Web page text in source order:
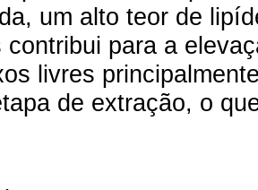
um alto teor de
contribui para a
livres
de extração, o